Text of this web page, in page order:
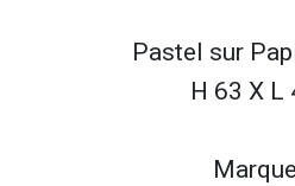
Pastel sur
H 63 X L